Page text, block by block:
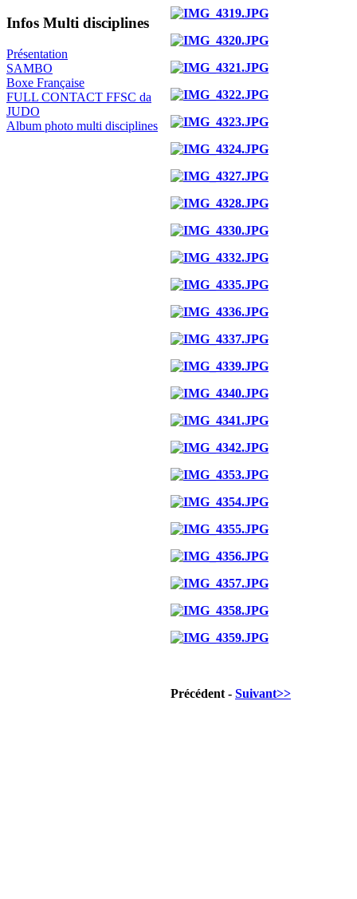
Infos Multi disciplines
Présentation
SAMBO
Boxe Française
FULL CONTACT FFSC da
JUDO
Album photo multi disciplines
Précédent - Suivant>>